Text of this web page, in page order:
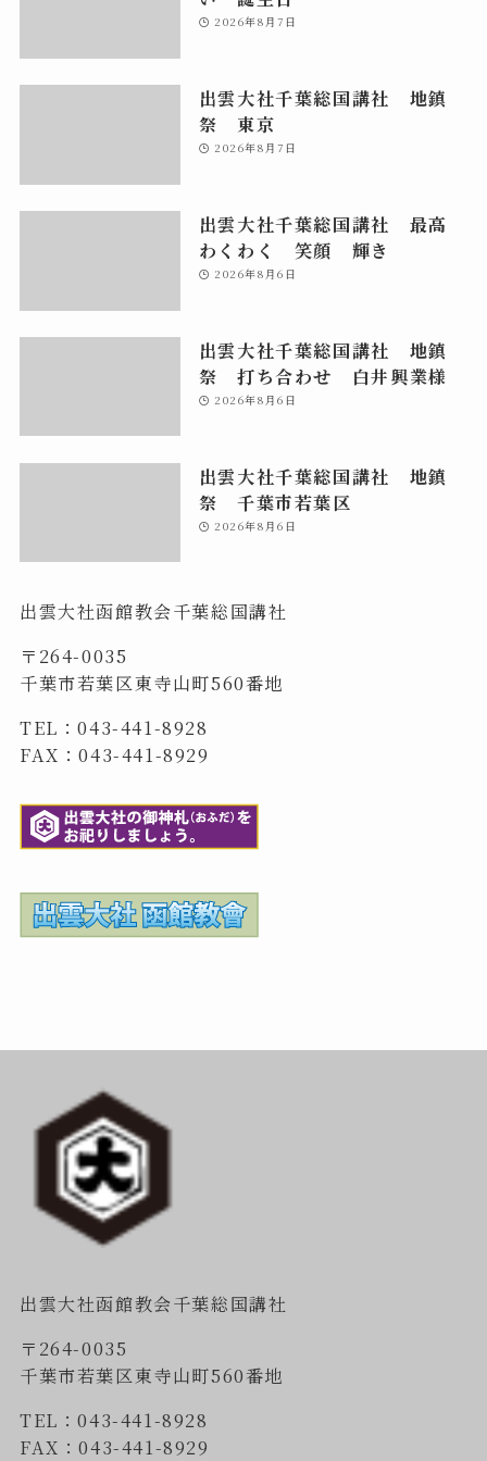
2026年8月7日
出雲大社千葉総国講社 地鎮
祭 東京
2026年8月7日
出雲大社千葉総国講社 最高
わくわく 笑顔 輝き
2026年8月6日
出雲大社千葉総国講社 地鎮
祭 打ち合わせ 白井興業様
2026年8月6日
出雲大社千葉総国講社 地鎮
祭 千葉市若葉区
2026年8月6日
出雲大社函館教会千葉総国講社
〒264-0035
千葉市若葉区東寺山町560番地
TEL：043-441-8928
FAX：043-441-8929
出雲大社函館教会千葉総国講社
〒264-0035
千葉市若葉区東寺山町560番地
TEL：043-441-8928
FAX：043-441-8929